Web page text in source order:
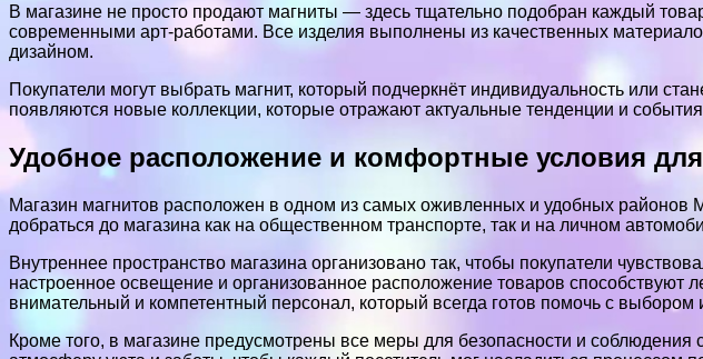
В магазине не просто продают магниты — здесь тщательно подобран каждый
современными арт-работами. Все изделия выполнены из качественных
дизайном.
Покупатели могут выбрать магнит, который подчеркнёт индивидуальность или
появляются новые коллекции, которые отражают актуальные тенденции и
Удобное расположение и комфортные условия для
Магазин магнитов расположен в одном из самых оживленных и удобных районов
добраться до магазина как на общественном транспорте, так и на личном
Внутреннее пространство магазина организовано так, чтобы покупатели
настроенное освещение и организованное расположение товаров
внимательный и компетентный персонал, который всегда готов помочь с
Кроме того, в магазине предусмотрены все меры для безопасности и